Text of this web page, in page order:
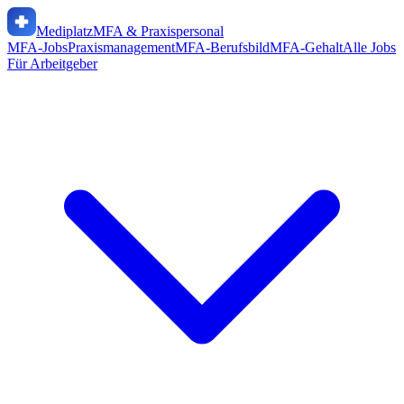
MediplatzMFA & Praxispersonal
MFA-JobsPraxismanagementMFA-BerufsbildMFA-GehaltAlle Jobs
Für Arbeitgeber